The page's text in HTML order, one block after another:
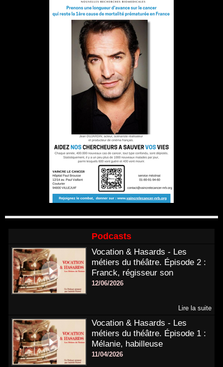
Podcasts
Vocation & Hasards - Les
métiers du théâtre. Épisode 2 :
Franck, régisseur son
12/06/2026
Lire la suite
Vocation & Hasards - Les
métiers du théâtre. Épisode 1 :
Mélanie, habilleuse
11/04/2026